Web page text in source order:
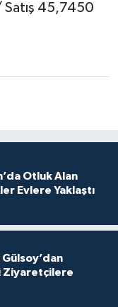
Satış 45,7450
Otluk Alan
Evlere Yaklaştı
Ziyaretçilere